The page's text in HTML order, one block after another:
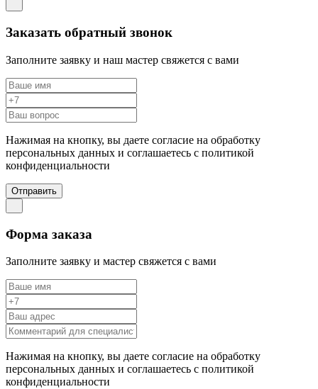
Заказать обратный звонок
Заполните заявку и наш мастер свяжется с вами
Нажимая на кнопку, вы даете согласие на обработку
персональных данных и соглашаетесь c политикой
конфиденциальности
Отправить
Форма заказа
Заполните заявку и мастер свяжется с вами
Нажимая на кнопку, вы даете согласие на обработку
персональных данных и соглашаетесь c политикой
конфиденциальности